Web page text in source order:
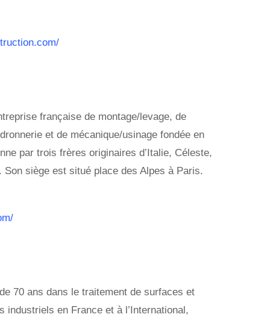
française de montage/levage, de
et de mécanique/usinage fondée en
par trois frères originaires d’Italie, Céleste,
siège est situé place des Alpes à Paris.
70 ans dans le traitement de surfaces et
industriels en France et à l’International,